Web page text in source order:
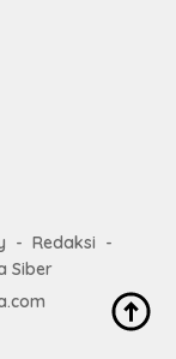
Redaksi
Siber